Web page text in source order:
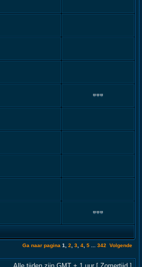
Ga naar pagina 1 2 3 4 5 342 Volgende